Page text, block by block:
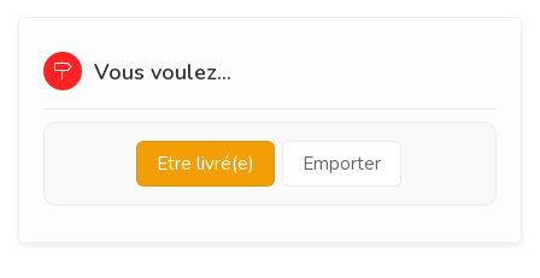
Vous voulez...
Etre livré(e) Emporter